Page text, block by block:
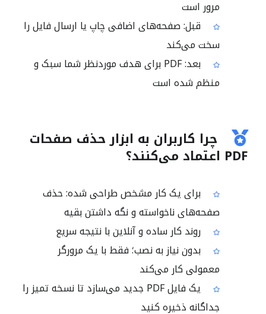
مرور است
قبل: صفحه‌های اضافی چاپ یا ارسال فایل را
سخت می‌کند
بعد: PDF برای هدف موردنظر شما سبک و
منظم شده است
چرا کاربران به ابزار حذف صفحات
PDF اعتماد می‌کنند؟
برای یک کار مشخص طراحی شده: حذف
صفحه‌های ناخواسته و نگه داشتن بقیه
روند کار ساده و آنلاین با نتیجه سریع
بدون نیاز به نصب؛ فقط با یک مرورگر
معمولی کار می‌کند
یک فایل PDF جدید می‌سازد تا نسخه تمیز را
جداگانه ذخیره کنید